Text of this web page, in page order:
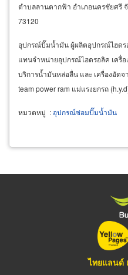
ตำบลลานตากฟ้า อำเภอนครชัยศรี
73120
อุปกรณ์ปั๊มน้ำมัน ผู้ผลิตอุปกรณ์ไฮด
แทนจำหน่ายอุปกรณ์ไฮดรอลิค เครื่
บริการน้ำมันหล่อลื่น และ เครื่องอัดจ
team power ram แม่แรงยกรถ
หมวดหมู่ : อุปกรณ์ซ่อมปั๊มน้ำมัน
ไทยแลนด์